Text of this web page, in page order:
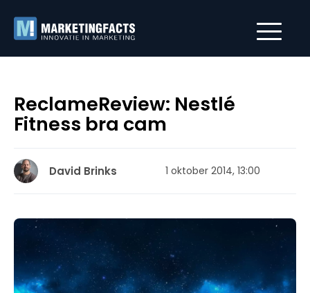
ReclameReview: Nestlé
Fitness bra cam
David Brinks 1 oktober 2014, 13:00